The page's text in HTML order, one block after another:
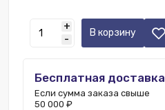
Нижний Новгород:4 шт.
Новосибирск:2 шт.
Москва:4 шт.
Екатеринбург:2 шт.
+
-
В корзину
Бесплатная доставка
Если сумма заказа свыше
50 000 ₽